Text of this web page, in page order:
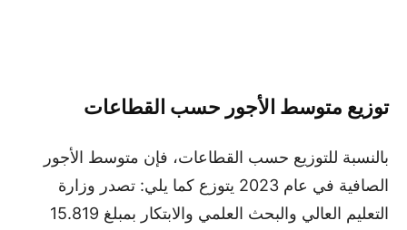
توزيع متوسط الأجور حسب القطاعات
بالنسبة للتوزيع حسب القطاعات، فإن متوسط الأجور
الصافية في عام 2023 يتوزع كما يلي: تصدر وزارة
التعليم العالي والبحث العلمي والابتكار بمبلغ 15.819